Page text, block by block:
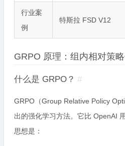
行业案
例
特斯拉 FSD V12
GRPO 原理：组内相对策
什么是 GRPO？ #
GRPO（Group Relative Policy
出的强化学习方法。它比 OpenAI
思想是：